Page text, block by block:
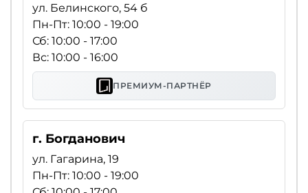
ул. Белинского, 54 б
Пн-Пт: 10:00 - 19:00
Сб: 10:00 - 17:00
Вс: 10:00 - 16:00
ПРЕМИУМ-ПАРТНЁР
г. Богданович
ул. Гагарина, 19
Пн-Пт: 10:00 - 19:00